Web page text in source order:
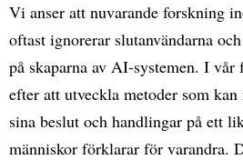
Vi anser att nuvarande forskning
oftast ignorerar slutanvändarna
på skaparna av AI-systemen. I
efter att utveckla metoder som
sina beslut och handlingar på ett
människor förklarar för varandra.